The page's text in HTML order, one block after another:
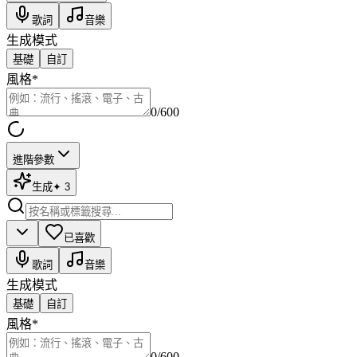
歌詞 音樂
生成模式
基礎 自訂
風格*
0/600
進階參數
生成✦ 3
已喜歡
歌詞 音樂
生成模式
基礎 自訂
風格*